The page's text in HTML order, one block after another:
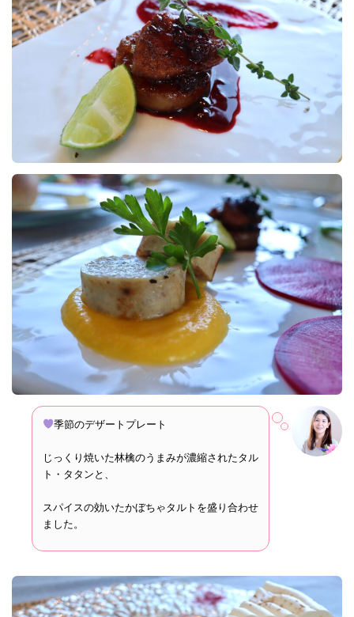
季節のデザートプレート
じっくり焼いた林檎のうまみが濃縮されたタル
ト・タタンと、
スパイスの効いたかぼちゃタルトを盛り合わせ
ました。